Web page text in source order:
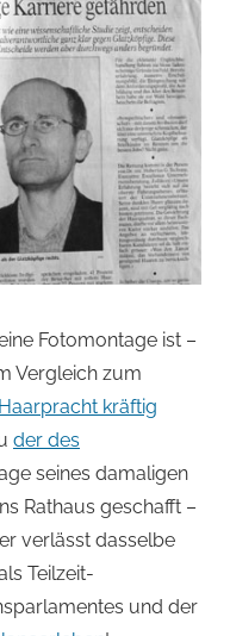
Fotomontage ist –
Vergleich zum
kräftig
der des
seines damaligen
Rathaus geschafft –
verlässt dasselbe
Teilzeit-
und der